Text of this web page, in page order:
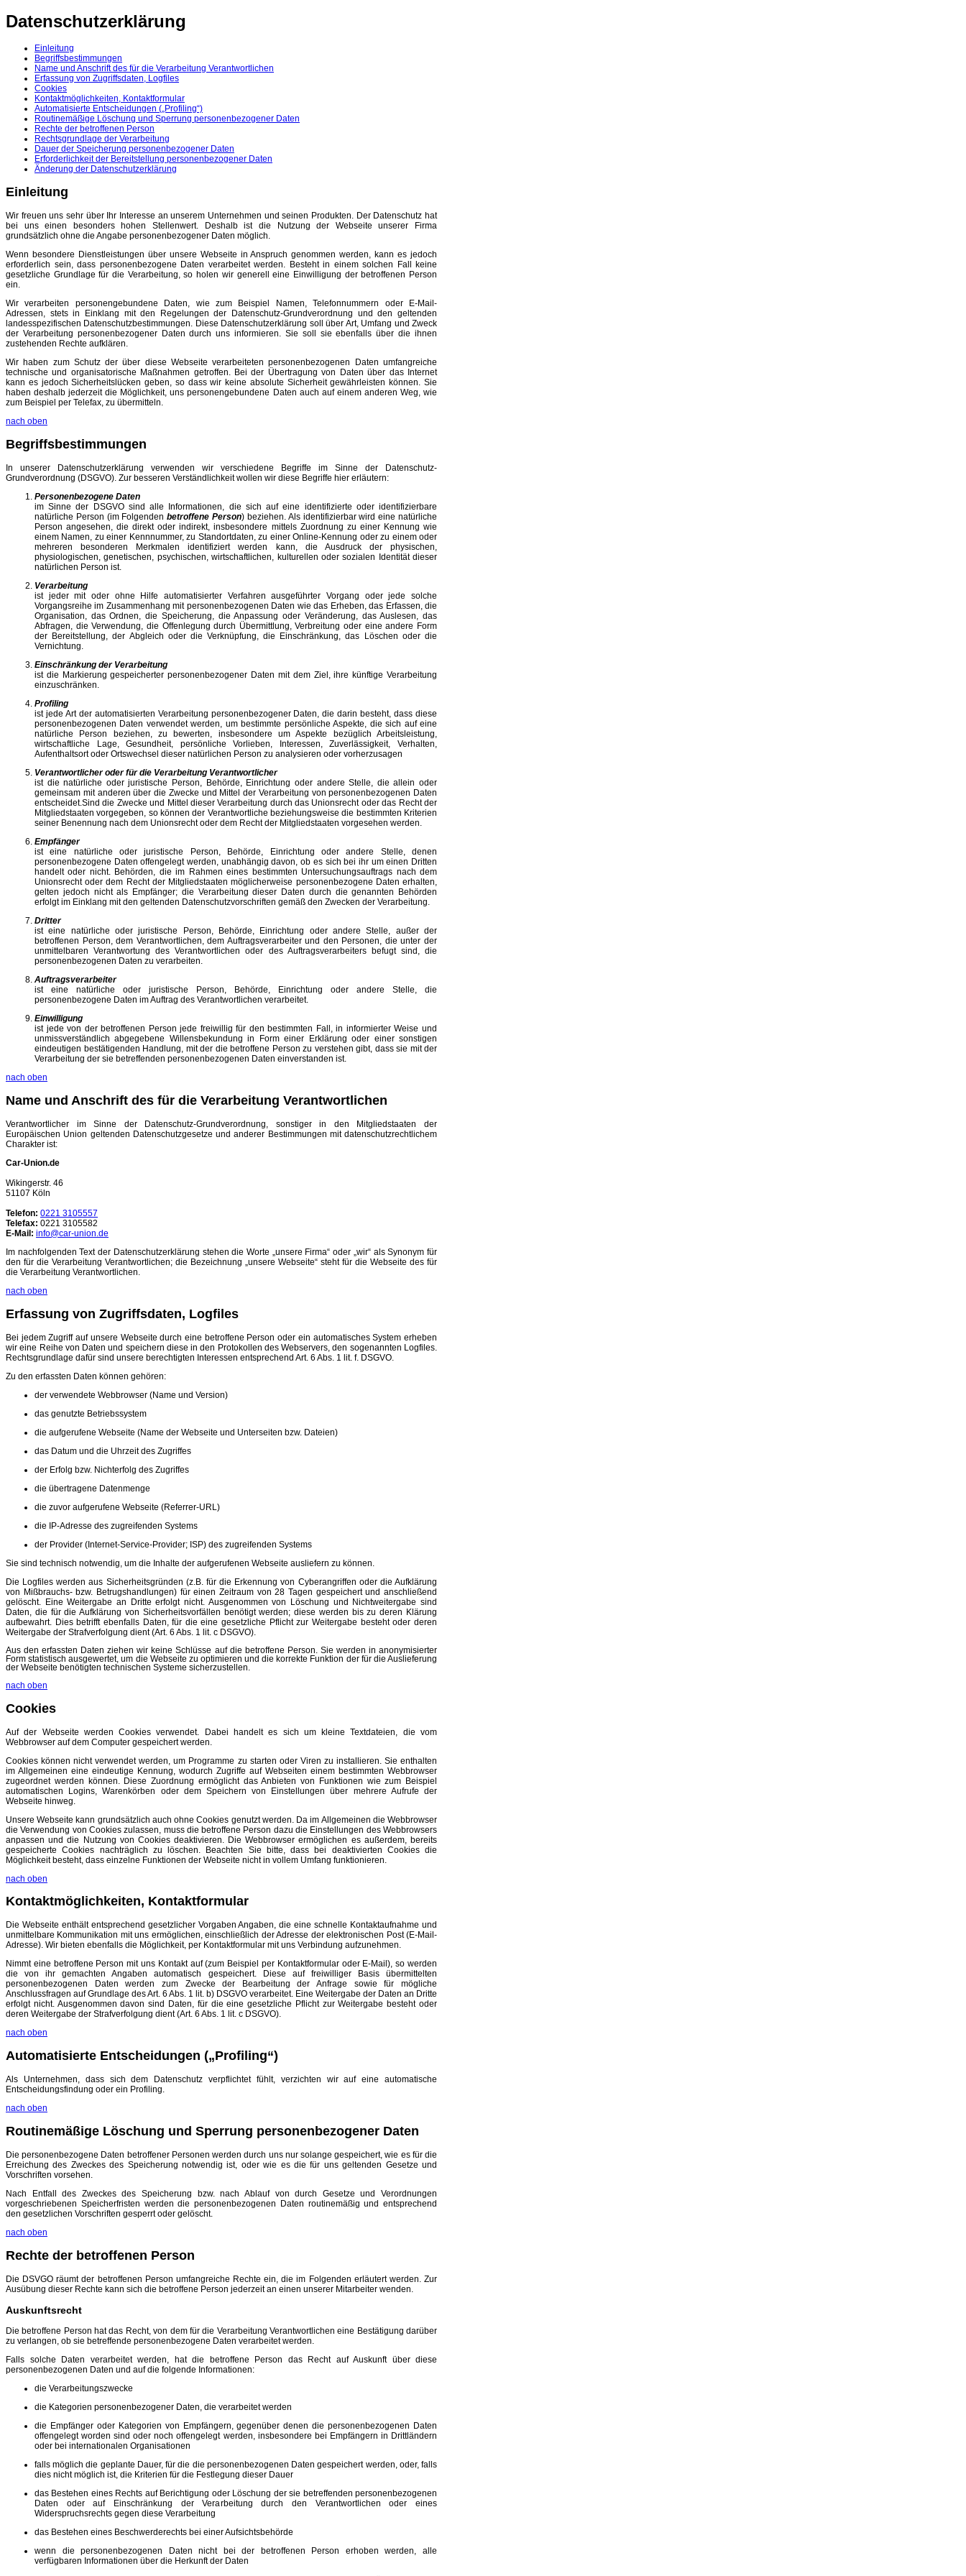
Datenschutzerklärung
Einleitung
Begriffsbestimmungen
Name und Anschrift des für die Verarbeitung Verantwortlichen
Erfassung von Zugriffsdaten, Logfiles
Cookies
Kontaktmöglichkeiten, Kontaktformular
Automatisierte Entscheidungen („Profiling“)
Routinemäßige Löschung und Sperrung personenbezogener Daten
Rechte der betroffenen Person
Rechtsgrundlage der Verarbeitung
Dauer der Speicherung personenbezogener Daten
Erforderlichkeit der Bereitstellung personenbezogener Daten
Änderung der Datenschutzerklärung
Einleitung
Wir freuen uns sehr über Ihr Interesse an unserem Unternehmen und seinen Produkten. Der Datenschutz hat
bei uns einen besonders hohen Stellenwert. Deshalb ist die Nutzung der Webseite unserer Firma
grundsätzlich ohne die Angabe personenbezogener Daten möglich.
Wenn besondere Dienstleistungen über unsere Webseite in Anspruch genommen werden, kann es jedoch
erforderlich sein, dass personenbezogene Daten verarbeitet werden. Besteht in einem solchen Fall keine
gesetzliche Grundlage für die Verarbeitung, so holen wir generell eine Einwilligung der betroffenen Person
ein.
Wir verarbeiten personengebundene Daten, wie zum Beispiel Namen, Telefonnummern oder E-Mail-
Adressen, stets in Einklang mit den Regelungen der Datenschutz-Grundverordnung und den geltenden
landesspezifischen Datenschutzbestimmungen. Diese Datenschutzerklärung soll über Art, Umfang und Zweck
der Verarbeitung personenbezogener Daten durch uns informieren. Sie soll sie ebenfalls über die ihnen
zustehenden Rechte aufklären.
Wir haben zum Schutz der über diese Webseite verarbeiteten personenbezogenen Daten umfangreiche
technische und organisatorische Maßnahmen getroffen. Bei der Übertragung von Daten über das Internet
kann es jedoch Sicherheitslücken geben, so dass wir keine absolute Sicherheit gewährleisten können. Sie
haben deshalb jederzeit die Möglichkeit, uns personengebundene Daten auch auf einem anderen Weg, wie
zum Beispiel per Telefax, zu übermitteln.
nach oben
Begriffsbestimmungen
In unserer Datenschutzerklärung verwenden wir verschiedene Begriffe im Sinne der Datenschutz-
Grundverordnung (DSGVO). Zur besseren Verständlichkeit wollen wir diese Begriffe hier erläutern:
Personenbezogene Daten
im Sinne der DSGVO sind alle Informationen, die sich auf eine identifizierte oder identifizierbare
natürliche Person (im Folgendenbetroffene Person) beziehen. Als identifizierbar wird eine natürliche
Person angesehen, die direkt oder indirekt, insbesondere mittels Zuordnung zu einer Kennung wie
einem Namen, zu einer Kennnummer, zu Standortdaten, zu einer Online-Kennung oder zu einem oder
mehreren besonderen Merkmalen identifiziert werden kann, die Ausdruck der physischen,
physiologischen, genetischen, psychischen, wirtschaftlichen, kulturellen oder sozialen Identität dieser
natürlichen Person ist.
Verarbeitung
ist jeder mit oder ohne Hilfe automatisierter Verfahren ausgeführter Vorgang oder jede solche
Vorgangsreihe im Zusammenhang mit personenbezogenen Daten wie das Erheben, das Erfassen, die
Organisation, das Ordnen, die Speicherung, die Anpassung oder Veränderung, das Auslesen, das
Abfragen, die Verwendung, die Offenlegung durch Übermittlung, Verbreitung oder eine andere Form
der Bereitstellung, der Abgleich oder die Verknüpfung, die Einschränkung, das Löschen oder die
Vernichtung.
Einschränkung der Verarbeitung
ist die Markierung gespeicherter personenbezogener Daten mit dem Ziel, ihre künftige Verarbeitung
einzuschränken.
Profiling
ist jede Art der automatisierten Verarbeitung personenbezogener Daten, die darin besteht, dass diese
personenbezogenen Daten verwendet werden, um bestimmte persönliche Aspekte, die sich auf eine
natürliche Person beziehen, zu bewerten, insbesondere um Aspekte bezüglich Arbeitsleistung,
wirtschaftliche Lage, Gesundheit, persönliche Vorlieben, Interessen, Zuverlässigkeit, Verhalten,
Aufenthaltsort oder Ortswechsel dieser natürlichen Person zu analysieren oder vorherzusagen
Verantwortlicher oder für die Verarbeitung Verantwortlicher
ist die natürliche oder juristische Person, Behörde, Einrichtung oder andere Stelle, die allein oder
gemeinsam mit anderen über die Zwecke und Mittel der Verarbeitung von personenbezogenen Daten
entscheidet.Sind die Zwecke und Mittel dieser Verarbeitung durch das Unionsrecht oder das Recht der
Mitgliedstaaten vorgegeben, so können der Verantwortliche beziehungsweise die bestimmten Kriterien
seiner Benennung nach dem Unionsrecht oder dem Recht der Mitgliedstaaten vorgesehen werden.
Empfänger
ist eine natürliche oder juristische Person, Behörde, Einrichtung oder andere Stelle, denen
personenbezogene Daten offengelegt werden, unabhängig davon, ob es sich bei ihr um einen Dritten
handelt oder nicht. Behörden, die im Rahmen eines bestimmten Untersuchungsauftrags nach dem
Unionsrecht oder dem Recht der Mitgliedstaaten möglicherweise personenbezogene Daten erhalten,
gelten jedoch nicht als Empfänger; die Verarbeitung dieser Daten durch die genannten Behörden
erfolgt im Einklang mit den geltenden Datenschutzvorschriften gemäß den Zwecken der Verarbeitung.
Dritter
ist eine natürliche oder juristische Person, Behörde, Einrichtung oder andere Stelle, außer der
betroffenen Person, dem Verantwortlichen, dem Auftragsverarbeiter und den Personen, die unter der
unmittelbaren Verantwortung des Verantwortlichen oder des Auftragsverarbeiters befugt sind, die
personenbezogenen Daten zu verarbeiten.
Auftragsverarbeiter
ist eine natürliche oder juristische Person, Behörde, Einrichtung oder andere Stelle, die
personenbezogene Daten im Auftrag des Verantwortlichen verarbeitet.
Einwilligung
ist jede von der betroffenen Person jede freiwillig für den bestimmten Fall, in informierter Weise und
unmissverständlich abgegebene Willensbekundung in Form einer Erklärung oder einer sonstigen
eindeutigen bestätigenden Handlung, mit der die betroffene Person zu verstehen gibt, dass sie mit der
Verarbeitung der sie betreffenden personenbezogenen Daten einverstanden ist.
nach oben
Name und Anschrift des für die Verarbeitung Verantwortlichen
Verantwortlicher im Sinne der Datenschutz-Grundverordnung, sonstiger in den Mitgliedstaaten der
Europäischen Union geltenden Datenschutzgesetze und anderer Bestimmungen mit datenschutzrechtlichem
Charakter ist:
Car-Union.de
Wikingerstr. 46
51107 Köln
Telefon: 0221 3105557
Telefax: 0221 3105582
E-Mail: info@car-union.de
Im nachfolgenden Text der Datenschutzerklärung stehen die Worte „unsere Firma“ oder „wir“ als Synonym für
den für die Verarbeitung Verantwortlichen; die Bezeichnung „unsere Webseite“ steht für die Webseite des für
die Verarbeitung Verantwortlichen.
nach oben
Erfassung von Zugriffsdaten, Logfiles
Bei jedem Zugriff auf unsere Webseite durch eine betroffene Person oder ein automatisches System erheben
wir eine Reihe von Daten und speichern diese in den Protokollen des Webservers, den sogenannten Logfiles.
Rechtsgrundlage dafür sind unsere berechtigten Interessen entsprechend Art. 6 Abs. 1 lit. f. DSGVO.
Zu den erfassten Daten können gehören:
der verwendete Webbrowser (Name und Version)
das genutzte Betriebssystem
die aufgerufene Webseite (Name der Webseite und Unterseiten bzw. Dateien)
das Datum und die Uhrzeit des Zugriffes
der Erfolg bzw. Nichterfolg des Zugriffes
die übertragene Datenmenge
die zuvor aufgerufene Webseite (Referrer-URL)
die IP-Adresse des zugreifenden Systems
der Provider (Internet-Service-Provider; ISP) des zugreifenden Systems
Sie sind technisch notwendig, um die Inhalte der aufgerufenen Webseite ausliefern zu können.
Die Logfiles werden aus Sicherheitsgründen (z.B. für die Erkennung von Cyberangriffen oder die Aufklärung
von Mißbrauchs- bzw. Betrugshandlungen) für einen Zeitraum von 28 Tagen gespeichert und anschließend
gelöscht. Eine Weitergabe an Dritte erfolgt nicht. Ausgenommen von Löschung und Nichtweitergabe sind
Daten, die für die Aufklärung von Sicherheitsvorfällen benötigt werden; diese werden bis zu deren Klärung
aufbewahrt. Dies betrifft ebenfalls Daten, für die eine gesetzliche Pflicht zur Weitergabe besteht oder deren
Weitergabe der Strafverfolgung dient (Art. 6 Abs. 1 lit. c DSGVO).
Aus den erfassten Daten ziehen wir keine Schlüsse auf die betroffene Person. Sie werden in anonymisierter
Form statistisch ausgewertet, um die Webseite zu optimieren und die korrekte Funktion der für die Auslieferung
der Webseite benötigten technischen Systeme sicherzustellen.
nach oben
Cookies
Auf der Webseite werden Cookies verwendet. Dabei handelt es sich um kleine Textdateien, die vom
Webbrowser auf dem Computer gespeichert werden.
Cookies können nicht verwendet werden, um Programme zu starten oder Viren zu installieren. Sie enthalten
im Allgemeinen eine eindeutige Kennung, wodurch Zugriffe auf Webseiten einem bestimmten Webbrowser
zugeordnet werden können. Diese Zuordnung ermöglicht das Anbieten von Funktionen wie zum Beispiel
automatischen Logins, Warenkörben oder dem Speichern von Einstellungen über mehrere Aufrufe der
Webseite hinweg.
Unsere Webseite kann grundsätzlich auch ohne Cookies genutzt werden. Da im Allgemeinen die Webbrowser
die Verwendung von Cookies zulassen, muss die betroffene Person dazu die Einstellungen des Webbrowsers
anpassen und die Nutzung von Cookies deaktivieren. Die Webbrowser ermöglichen es außerdem, bereits
gespeicherte Cookies nachträglich zu löschen. Beachten Sie bitte, dass bei deaktivierten Cookies die
Möglichkeit besteht, dass einzelne Funktionen der Webseite nicht in vollem Umfang funktionieren.
nach oben
Kontaktmöglichkeiten, Kontaktformular
Die Webseite enthält entsprechend gesetzlicher Vorgaben Angaben, die eineschnelle Kontaktaufnahme und
unmittelbare Kommunikation mit uns ermöglichen, einschließlich der Adresse der elektronischen Post (E-Mail-
Adresse). Wir bieten ebenfalls die Möglichkeit, per Kontaktformular mit uns Verbindung aufzunehmen.
Nimmt eine betroffene Person mit uns Kontakt auf (zum Beispiel per Kontaktformular oder E-Mail), so werden
die von ihr gemachten Angaben automatisch gespeichert. Diese auf freiwilliger Basis übermittelten
personenbezogenen Daten werden zum Zwecke der Bearbeitung der Anfrage sowie für mögliche
Anschlussfragen auf Grundlage des Art. 6 Abs. 1 lit. b) DSGVO verarbeitet. Eine Weitergabe der Daten an Dritte
erfolgt nicht. Ausgenommen davon sind Daten, für die eine gesetzliche Pflicht zur Weitergabe besteht oder
deren Weitergabe der Strafverfolgung dient (Art. 6 Abs. 1 lit. c DSGVO).
nach oben
Automatisierte Entscheidungen („Profiling“)
Als Unternehmen, dass sich dem Datenschutz verpflichtet fühlt, verzichten wir auf eine automatische
Entscheidungsfindung oder ein Profiling.
nach oben
Routinemäßige Löschung und Sperrung personenbezogener Daten
Die personenbezogene Daten betroffener Personen werden durch uns nur solange gespeichert, wie es für die
Erreichung des Zweckes des Speicherung notwendig ist, oder wie es die für uns geltenden Gesetze und
Vorschriften vorsehen.
Nach Entfall des Zweckes des Speicherung bzw. nach Ablauf von durch Gesetze und Verordnungen
vorgeschriebenen Speicherfristen werden die personenbezogenen Daten routinemäßig und entsprechend
den gesetzlichen Vorschriften gesperrt oder gelöscht.
nach oben
Rechte der betroffenen Person
Die DSVGO räumt der betroffenen Person umfangreiche Rechte ein, die im Folgenden erläutert werden. Zur
Ausübung dieser Rechte kann sich die betroffene Person jederzeit an einen unserer Mitarbeiter wenden.
Auskunftsrecht
Die betroffene Person hat das Recht, von dem für die Verarbeitung Verantwortlichen eine Bestätigung darüber
zu verlangen, ob sie betreffende personenbezogene Daten verarbeitet werden.
Falls solche Daten verarbeitet werden, hat die betroffene Person das Recht auf Auskunft über diese
personenbezogenen Daten und auf die folgende Informationen:
die Verarbeitungszwecke
die Kategorien personenbezogener Daten, die verarbeitet werden
die Empfänger oder Kategorien von Empfängern, gegenüber denen die personenbezogenen Daten
offengelegt worden sind oder noch offengelegt werden, insbesondere bei Empfängern in Drittländern
oder bei internationalen Organisationen
falls möglich die geplante Dauer, für die die personenbezogenen Daten gespeichert werden, oder, falls
dies nicht möglich ist, die Kriterien für die Festlegung dieser Dauer
das Bestehen eines Rechts auf Berichtigung oder Löschung der sie betreffenden personenbezogenen
Daten oder auf Einschränkung der Verarbeitung durch den Verantwortlichen oder eines
Widerspruchsrechts gegen diese Verarbeitung
das Bestehen eines Beschwerderechts bei einer Aufsichtsbehörde
wenn die personenbezogenen Daten nicht bei der betroffenen Person erhoben werden, alle
verfügbaren Informationen über die Herkunft der Daten